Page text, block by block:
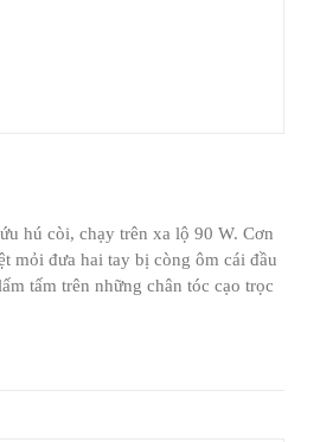
hú còi, chạy trên xa lộ 90 W. Cơn
mỏi đưa hai tay bị còng ôm cái đầu
tấm trên những chân tóc cạo trọc